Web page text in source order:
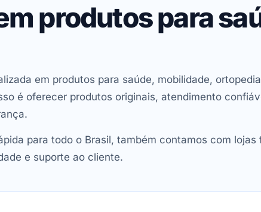
produtos para
em produtos para saúde, mobilidade,
é oferecer produtos originais, atendimento
para todo o Brasil, também contamos com lojas
e suporte ao cliente.